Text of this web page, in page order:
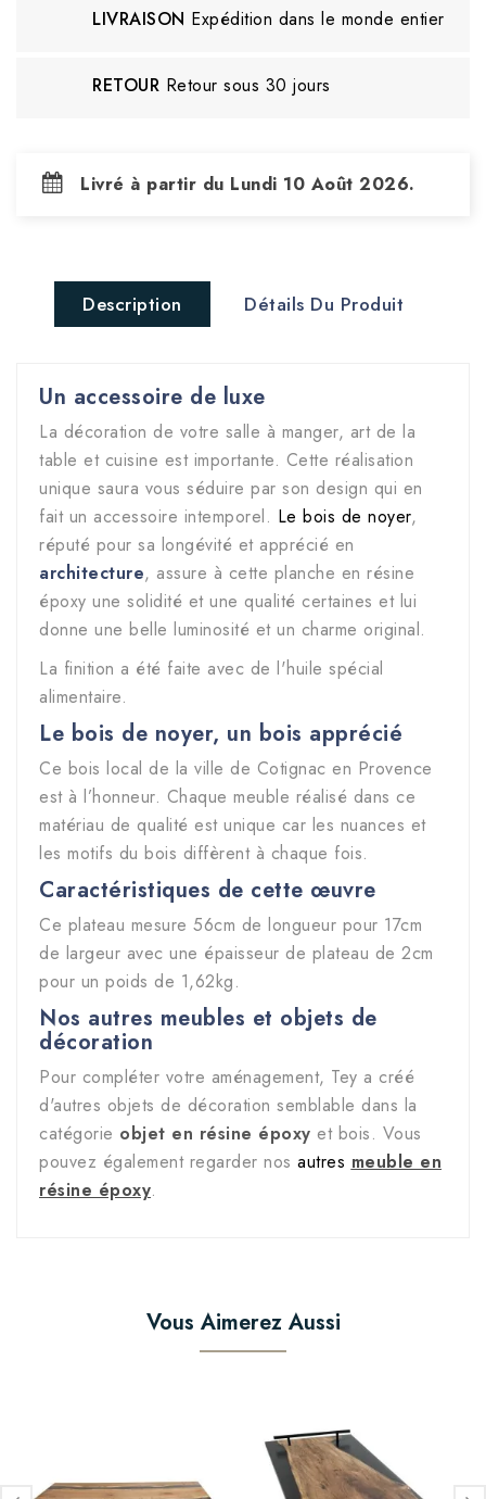
LIVRAISON Expédition dans le monde entier
RETOUR Retour sous 30 jours
Livré à partir du Lundi 10 Août 2026.
Description Détails Du Produit
Un accessoire de luxe
La décoration de votre salle à manger, art de la
table et cuisine est importante. Cette réalisation
unique saura vous séduire par son design qui en
fait un accessoire intemporel. Le bois de noyer,
réputé pour sa longévité et apprécié en
architecture, assure à cette planche en résine
époxy une solidité et une qualité certaines et lui
donne une belle luminosité et un charme original.
La finition a été faite avec de l'huile spécial
alimentaire.
Le bois de noyer, un bois apprécié
Ce bois local de la ville de Cotignac en Provence
est à l’honneur. Chaque meuble réalisé dans ce
matériau de qualité est unique car les nuances et
les motifs du bois diffèrent à chaque fois.
Caractéristiques de cette œuvre
Ce plateau mesure 56cm de longueur pour 17cm
de largeur avec une épaisseur de plateau de 2cm
pour un poids de 1,62kg.
Nos autres meubles et objets de
décoration
Pour compléter votre aménagement, Tey a créé
d'autres objets de décoration semblable dans la
catégorie objet en résine époxy et bois. Vous
pouvez également regarder nos autres meuble en
résine époxy.
Vous Aimerez Aussi